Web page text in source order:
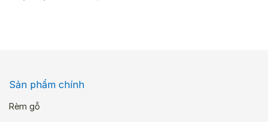
Sản phẩm chính
Rèm gỗ